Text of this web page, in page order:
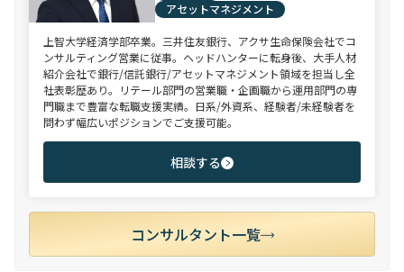
アセットマネジメント
上智大学経済学部卒業。三井住友銀行、アクサ生命保険会社でコ
ンサルティング営業に従事。ヘッドハンターに転身後、大手人材
紹介会社で銀行/信託銀行/アセットマネジメント領域を担当し全
社表彰歴あり。リテール部門の営業職・企画職から運用部門の専
門職まで豊富な転職支援実績。日系/外資系、経験者/未経験者を
問わず幅広いポジションでご支援可能。
相談する
コンサルタント一覧